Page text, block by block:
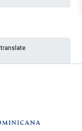
translate